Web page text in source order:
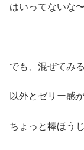
はいってないな
でも、混ぜてみる
以外とゼリー感
ちょっと棒ほう